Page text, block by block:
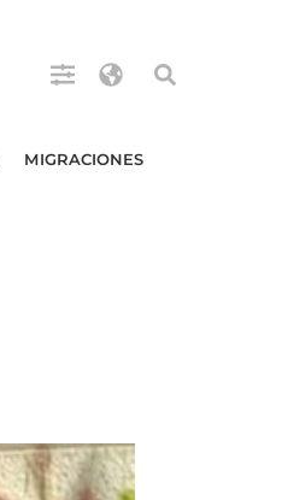
MIGRACIONES